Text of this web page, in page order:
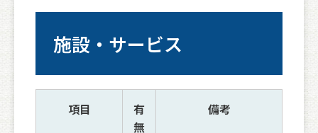
施設・サービス
項目
有
無
備考